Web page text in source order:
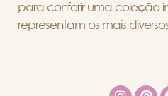
para conferir uma coleção
representam os mais diversos